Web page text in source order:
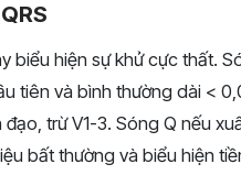
biểu hiện sự khử cực thất.
tiên và bình thường dài <
trừ V1-3. Sóng Q nếu
bất thường và biểu hiện